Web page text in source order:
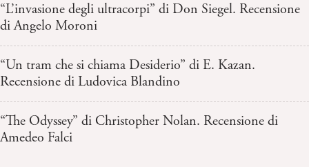
“L’invasione degli ultracorpi” di Don Siegel. Recensione
di Angelo Moroni
“Un tram che si chiama Desiderio” di E. Kazan.
Recensione di Ludovica Blandino
“The Odyssey” di Christopher Nolan. Recensione di
Amedeo Falci